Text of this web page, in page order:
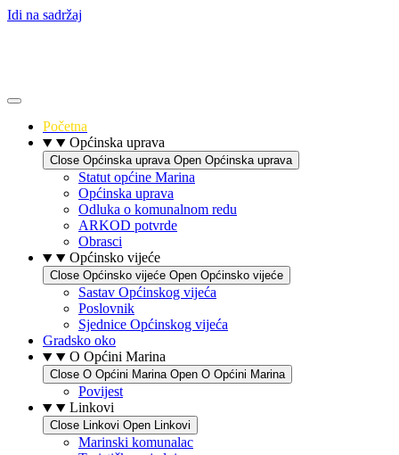
Idi na sadržaj
Početna
Općinska uprava
Close Općinska uprava Open Općinska uprava
Statut općine Marina
Općinska uprava
Odluka o komunalnom redu
ARKOD potvrde
Obrasci
Općinsko vijeće
Close Općinsko vijeće Open Općinsko vijeće
Sastav Općinskog vijeća
Poslovnik
Sjednice Općinskog vijeća
Gradsko oko
O Općini Marina
Close O Općini Marina Open O Općini Marina
Povijest
Linkovi
Close Linkovi Open Linkovi
Marinski komunalac